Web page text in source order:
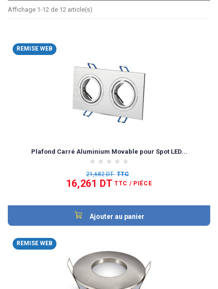
Affichage 1-12 de 12 article(s)
REMISE WEB
Plafond Carré Aluminium Movable pour Spot LED...
21,682 DT TTC
16,261 DT TTC / PIÉCE
Ajouter au panier
REMISE WEB